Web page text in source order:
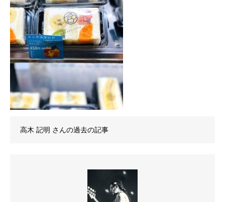
高木 記明 さんの過去の記事